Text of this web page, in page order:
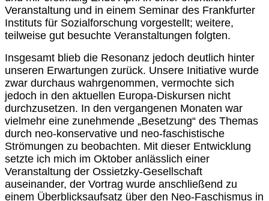
Veranstaltung und in einem Seminar des Frankfurter
Instituts für Sozialforschung vorgestellt; weitere,
teilweise gut besuchte Veranstaltungen folgten.
Insgesamt blieb die Resonanz jedoch deutlich hinter
unseren Erwartungen zurück. Unsere Initiative wurde
zwar durchaus wahrgenommen, vermochte sich
jedoch in den aktuellen Europa-Diskursen nicht
durchzusetzen. In den vergangenen Monaten war
vielmehr eine zunehmende „Besetzung“ des Themas
durch neo-konservative und neo-faschistische
Strömungen zu beobachten. Mit dieser Entwicklung
setzte ich mich im Oktober anlässlich einer
Veranstaltung der Ossietzky-Gesellschaft
auseinander, der Vortrag wurde anschließend zu
einem Überblicksaufsatz über den Neo-Faschismus in